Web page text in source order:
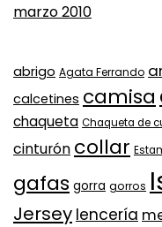
marzo 2010
abrigo Agata Ferrando
calcetines camisa
chaqueta Chaqueta de
cinturón collar
gafas gorra gorros
Jersey lencería